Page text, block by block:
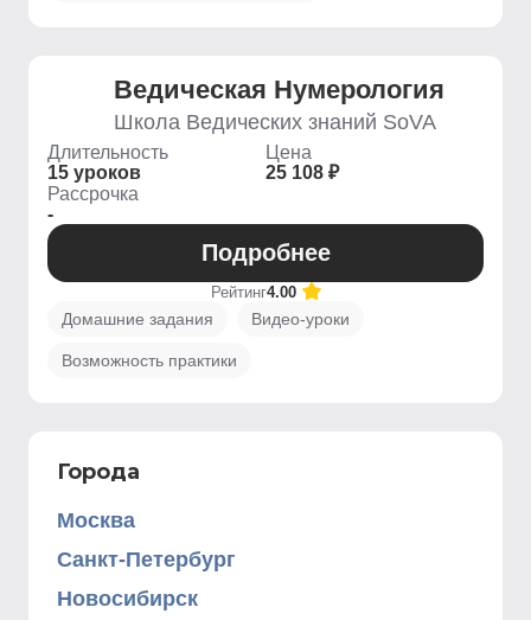
Ведическая Нумерология
Школа Ведических знаний SoVA
Длительность
15 уроков
Цена
25 108 ₽
Рассрочка
-
Подробнее
Рейтинг4.00
Домашние задания Видео-уроки
Возможность практики
Города
Москва
Санкт-Петербург
Новосибирск